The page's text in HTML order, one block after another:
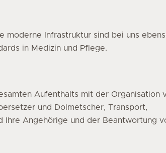
moderne Infrastruktur sind bei uns
in Medizin und Pflege.
Aufenthalts mit der Organisation
und Dolmetscher, Transport,
Ihre Angehörige und der Beantwortung